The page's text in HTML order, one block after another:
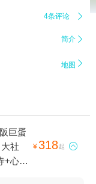
4条评论 
简介 
地图 
巨蛋
社
+心斋
¥318起 